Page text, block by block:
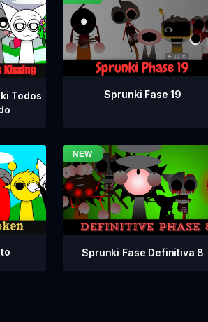
Todos
Sprunki Fase 19
Sprunki Fase Definitiva 8